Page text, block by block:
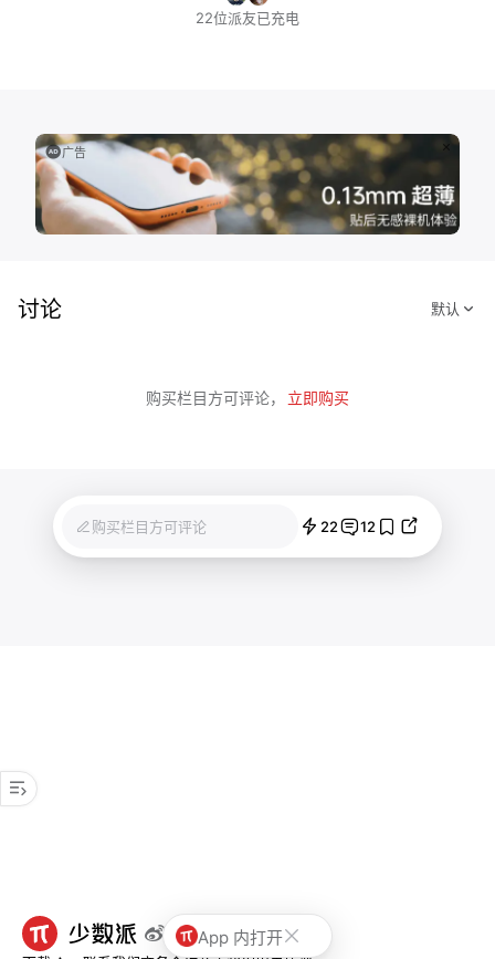
22位派友已充电
广告
讨论
购买栏目方可评论， 立即购买
购买栏目方可评论 22 12
App 内打开